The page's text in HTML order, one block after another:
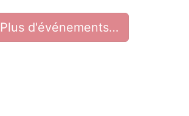
Plus d'événements…